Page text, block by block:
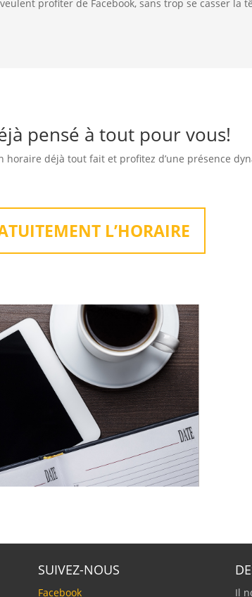
profiter de Facebook, sans trop se casser la
pensé à tout pour vous!
horaire déjà tout fait et profitez d’une présence
L’HORAIRE
SUIVEZ-NOUS
Facebook Il